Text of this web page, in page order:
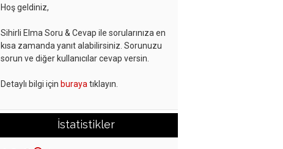
Hoş geldiniz,
Sihirli Elma Soru & Cevap ile sorularınıza en
kısa zamanda yanıt alabilirsiniz. Sorunuzu
sorun ve diğer kullanıcılar cevap versin.
Detaylı bilgi için buraya tıklayın.
İstatistikler